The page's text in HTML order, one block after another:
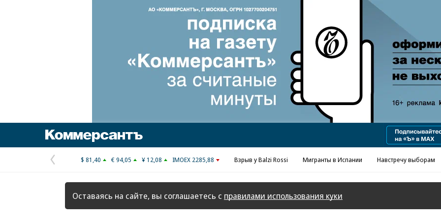
Реклама в «Ъ» www.kommersant.ru/ad
Предыдущая
страница
$ 81,40 € 94,05 ¥ 12,08 IMOEX 2285,88 Взрыв у Balzi Rossi Мигранты в Испании Навстречу выборам
Оставаясь на сайте, вы соглашаетесь с правилами использования куки